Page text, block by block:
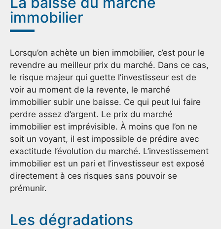
immobilier
Lorsqu’on achète un bien immobilier, c’est pour le
revendre au meilleur prix du marché. Dans ce cas,
le risque majeur qui guette l’investisseur est de
voir au moment de la revente, le marché
immobilier subir une baisse. Ce qui peut lui faire
perdre assez d’argent. Le prix du marché
immobilier est imprévisible. À moins que l’on ne
soit un voyant, il est impossible de prédire avec
exactitude l’évolution du marché. L’investissement
immobilier est un pari et l’investisseur est exposé
directement à ces risques sans pouvoir se
prémunir.
Les dégradations